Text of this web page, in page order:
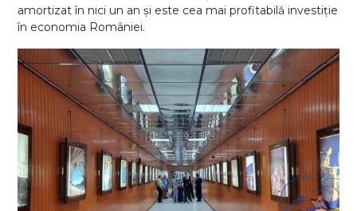
amortizat în nici un an și este cea mai profitabilă investiție
în economia României.